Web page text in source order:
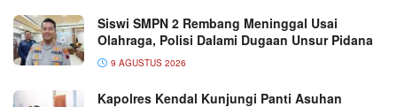
Siswi SMPN 2 Rembang Meninggal Usai
Olahraga, Polisi Dalami Dugaan Unsur Pidana
9 AGUSTUS 2026
Kapolres Kendal Kunjungi Panti Asuhan